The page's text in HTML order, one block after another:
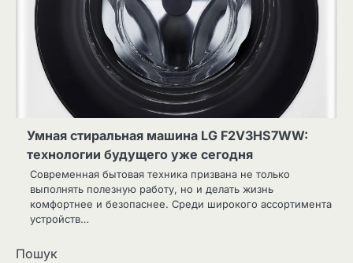
Умная стиральная машина LG F2V3HS7WW:
технологии будущего уже сегодня
Современная бытовая техника призвана не только
выполнять полезную работу, но и делать жизнь
комфортнее и безопаснее. Среди широкого ассортимента
устройств…
Пошук